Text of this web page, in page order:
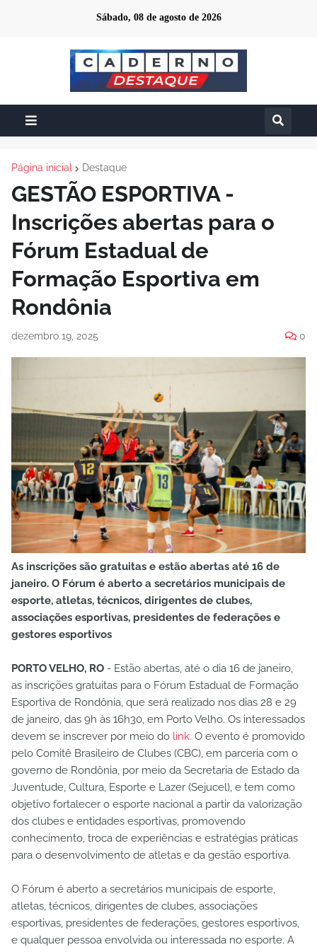
Sábado, 08 de agosto de 2026
Página inicial Destaque
GESTÃO ESPORTIVA -
Inscrições abertas para o
Fórum Estadual de
Formação Esportiva em
Rondônia
dezembro 19, 2025 0
As inscrições são gratuitas e estão abertas até 16 de
janeiro. O Fórum é aberto a secretários municipais de
esporte, atletas, técnicos, dirigentes de clubes,
associações esportivas, presidentes de federações e
gestores esportivos
PORTO VELHO, RO - Estão abertas, até o dia 16 de janeiro,
as inscrições gratuitas para o Fórum Estadual de Formação
Esportiva de Rondônia, que será realizado nos dias 28 e 29
de janeiro, das 9h às 16h30, em Porto Velho. Os interessados
devem se inscrever por meio do link. O evento é promovido
pelo Comitê Brasileiro de Clubes (CBC), em parceria com o
governo de Rondônia, por meio da Secretaria de Estado da
Juventude, Cultura, Esporte e Lazer (Sejucel), e tem como
objetivo fortalecer o esporte nacional a partir da valorização
dos clubes e entidades esportivas, promovendo
conhecimento, troca de experiências e estratégias práticas
para o desenvolvimento de atletas e da gestão esportiva.
O Fórum é aberto a secretários municipais de esporte,
atletas, técnicos, dirigentes de clubes, associações
esportivas, presidentes de federações, gestores esportivos,
e qualquer pessoa envolvida ou interessada no esporte. A